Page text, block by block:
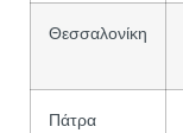
Θεσσαλονίκη
Πάτρα